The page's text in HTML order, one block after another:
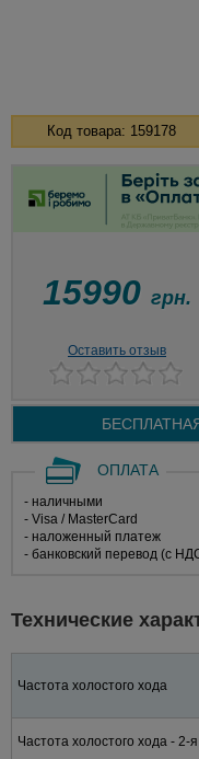
Код товара: 159178
15990 грн.
Оставить отзыв
ОПЛАТА
- наличными
- Visa / MasterCard
- наложенный платеж
- банковский перевод (с
Технические
Частота холостого хода
Частота холостого хода - 2-